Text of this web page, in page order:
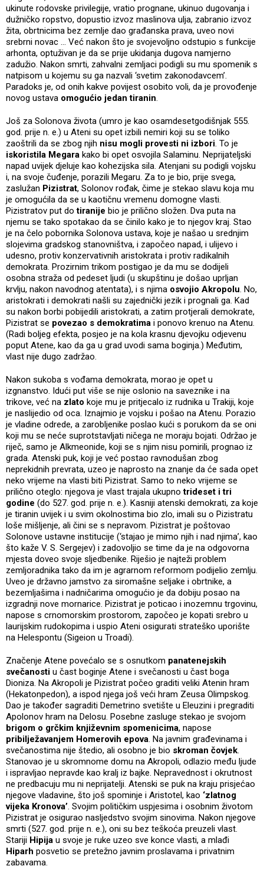
ukinute rodovske privilegije, vratio prognane, ukinuo dugovanja i
dužničko ropstvo, dopustio izvoz maslinova ulja, zabranio izvoz
žita, obrtnicima bez zemlje dao građanska prava, uveo novi
srebrni novac ... Već nakon što je svojevoljno odstupio s funkcije
arhonta, optuživan je da se prije ukidanja dugova namjerno
zadužio. Nakon smrti, zahvalni zemljaci podigli su mu spomenik s
natpisom u kojemu su ga nazvali ‘svetim zakonodavcem’.
Paradoks je, od onih kakve povijest osobito voli, da je provođenje
novog ustava omogućio jedan tiranin.
Još za Solonova života (umro je kao osamdesetgodišnjak 555.
god. prije n. e.) u Ateni su opet izbili nemiri koji su se toliko
zaoštrili da se zbog njih nisu mogli provesti ni izbori. To je
iskoristila Megara kako bi opet osvojila Salaminu. Neprijateljski
napad uvijek djeluje kao kohezijska sila. Atenjani su podigli vojsku
i, na svoje čuđenje, porazili Megaru. Za to je bio, prije svega,
zaslužan Pizistrat, Solonov rođak, čime je stekao slavu koja mu
je omogućila da se u kaotičnu vremenu domogne vlasti.
Pizistratov put dotiranije bio je prilično složen. Dva puta na
njemu se tako spotakao da se činilo kako je to njegov kraj. Stao
je na čelo pobornika Solonova ustava, koje je našao u srednjim
slojevima gradskog stanovništva, i započeo napad, i ulijevo i
udesno, protiv konzervativnih aristokrata i protiv radikalnih
demokrata. Prozirnim trikom postigao je da mu se dodijeli
osobna straža od pedeset ljudi (u skupštinu je došao uprljan
krvlju, nakon navodnog atentata), i s njima osvojio Akropolu. No,
aristokrati i demokrati našli su zajednički jezik i prognali ga. Kad
su nakon borbi pobijedili aristokrati, a zatim protjerali demokrate,
Pizistrat se povezao s demokratima i ponovo krenuo na Atenu.
(Radi boljeg efekta, posjeo je na kola krasnu djevojku odjevenu
poput Atene, kao da ga u grad uvodi sama boginja.) Međutim,
vlast nije dugo zadržao.
Nakon sukoba s vođama demokrata, morao je opet u
izgnanstvo. Idući put više se nije oslonio na saveznike i na
trikove, već na zlato koje mu je pritjecalo iz rudnika u Trakiji, koje
je naslijedio od oca. Iznajmio je vojsku i pošao na Atenu. Porazio
je vladine odrede, a zarobljenike poslao kući s porukom da se oni
koji mu se neće suprotstavljati ničega ne moraju bojati. Održao je
riječ, samo je Alkmeonide, koji se s njim nisu pomirili, prognao iz
grada. Atenski puk, koji je već postao ravnodušan zbog
neprekidnih prevrata, uzeo je naprosto na znanje da će sada opet
neko vrijeme na vlasti biti Pizistrat. Samo to neko vrijeme se
prilično oteglo: njegova je vlast trajala ukupnotrideset i tri
godine (do 527. god. prije n. e.). Kasniji atenski demokrati, za koje
je tiranin uvijek i u svim okolnostima bio zlo, imali su o Pizistratu
loše mišljenje, ali čini se s nepravom. Pizistrat je poštovao
Solonove ustavne institucije (‘stajao je mimo njih i nad njima’, kao
što kaže V. S. Sergejev) i zadovoljio se time da je na odgovorna
mjesta doveo svoje sljedbenike. Riješio je najteži problem
zemljoradnika tako da im je agrarnom reformom podijelio zemlju.
Uveo je državno jamstvo za siromašne seljake i obrtnike, a
bezemljašima i nadničarima omogućio je da dobiju posao na
izgradnji nove mornarice. Pizistrat je poticao i inozemnu trgovinu,
napose s crnomorskim prostorom, započeo je kopati srebro u
laurijskim rudokopima i uspio Ateni osigurati strateško uporište
na Helespontu (Sigeion u Troadi).
Značenje Atene povećalo se s osnutkom panatenejskih
svečanosti u čast boginje Atene i svečanosti u čast boga
Dioniza. Na Akropoli je Pizistrat počeo graditi veliki Atenin hram
(Hekatonpedon), a ispod njega još veći hram Zeusa Olimpskog.
Dao je također sagraditi Demetrino svetište u Eleuzini i pregraditi
Apolonov hram na Delosu. Posebne zasluge stekao je svojom
brigom o grčkim književnim spomenicima, napose
pribilježavanjem Homerovih epova. Na javnim građevinama i
svečanostima nije štedio, ali osobno je bio skroman čovjek.
Stanovao je u skromnome domu na Akropoli, odlazio među ljude
i ispravljao nepravde kao kralj iz bajke. Nepravednost i okrutnost
ne predbacuju mu ni neprijatelji. Atenski se puk na kraju prisjećao
njegove vladavine, što još spominje i Aristotel, kao ‘zlatnog
vijeka Kronova’. Svojim političkim uspjesima i osobnim životom
Pizistrat je osigurao nasljedstvo svojim sinovima. Nakon njegove
smrti (527. god. prije n. e.), oni su bez teškoća preuzeli vlast.
Stariji Hipija u svoje je ruke uzeo sve konce vlasti, a mlađi
Hiparh posvetio se pretežno javnim proslavama i privatnim
zabavama.